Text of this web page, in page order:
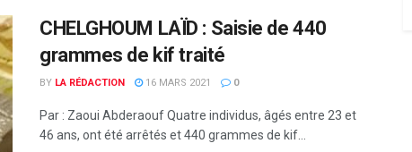
CHELGHOUM LAÏD : Saisie de 440
grammes de kif traité
BY LA RÉDACTION 16 MARS 2021 0
Par : Zaoui Abderaouf Quatre individus, âgés entre 23 et
46 ans, ont été arrêtés et 440 grammes de kif...